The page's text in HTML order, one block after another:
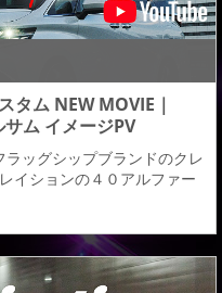
タム NEW MOVIE｜
ム イメージPV
ッグシップブランドのクレ
イションの４０アルファー
公開致しましたのでご紹介
ド装着カスタムパーツ ブラ
ポイラー■サイドステップ■
マフラーレス仕様）■フード